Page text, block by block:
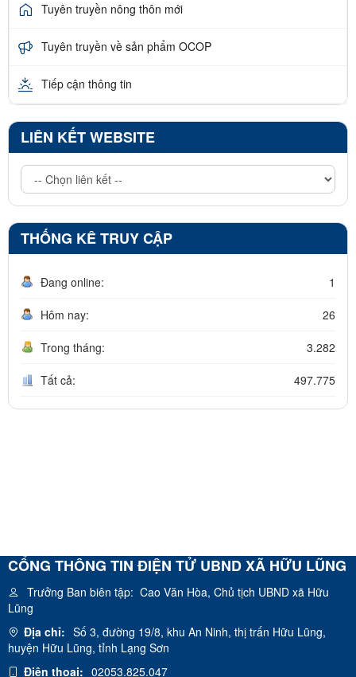
Tuyên truyền nông thôn mới
Tuyên truyền về sản phẩm OCOP
Tiếp cận thông tin
LIÊN KẾT WEBSITE
THỐNG KÊ TRUY CẬP
Đang online: 1
Hôm nay: 26
Trong tháng: 3.282
Tất cả: 497.775
CỔNG THÔNG TIN ĐIỆN TỬ UBND XÃ HỮU LŨNG
Trưởng Ban biên tập: Cao Văn Hòa, Chủ tịch UBND xã Hữu
Lũng
Địa chỉ: Số 3, đường 19/8, khu An Ninh, thị trấn Hữu Lũng,
huyện Hữu Lũng, tỉnh Lạng Sơn
Điện thoại: 02053.825.047